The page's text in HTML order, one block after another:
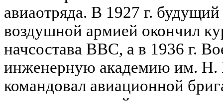
авиаотряда. В 1927 г.
воздушной армией окончил
начсостава ВВС, а в 1936 г.
инженерную академию им. Н.
командовал авиационной